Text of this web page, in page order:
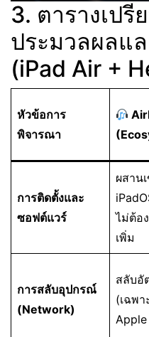
3. ตารางเปรี
ประมวลผลแ
(iPad Air +
หัวข้อการ
พิจารณา
การติดตั้งและ
ซอฟต์แวร์
ผสาน
ไม่ต้อ
เพิ่ม
การสลับอุปกรณ์
(Network)
สลับอั
(เฉพ